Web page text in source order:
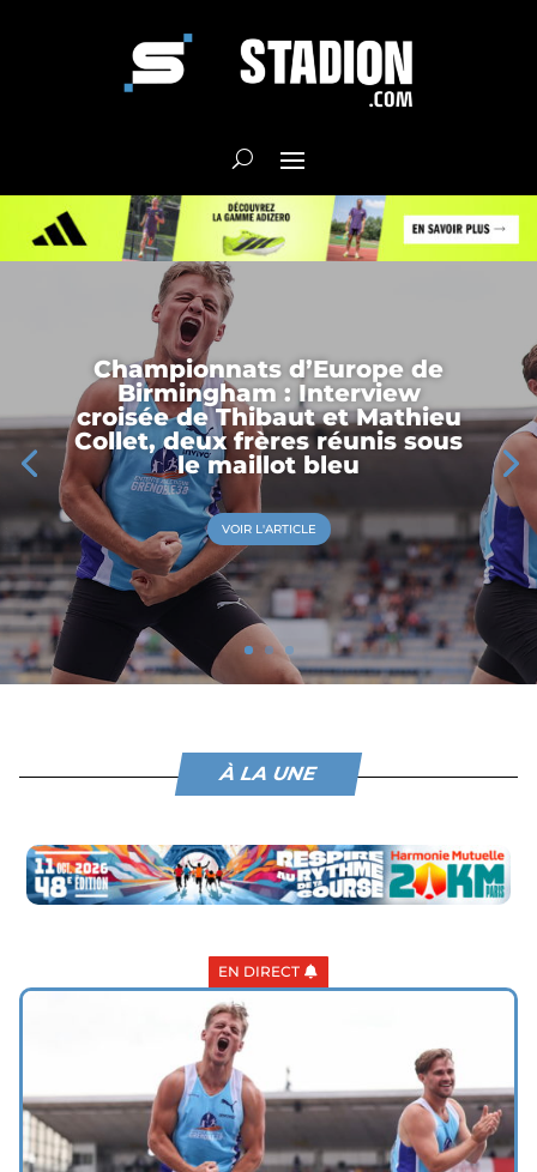
Championnats d’Europe de
Birmingham : Interview
croisée de Thibaut et Mathieu
Collet, deux frères réunis sous
le maillot bleu
VOIR L'ARTICLE
À LA UNE
EN DIRECT